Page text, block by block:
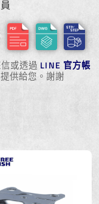
或透過 LINE 官方帳
供給您。謝謝